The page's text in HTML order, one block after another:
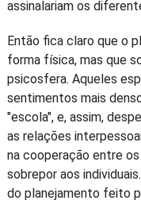
assinalariam os
Então fica claro que o
forma física, mas que
psicosfera. Aqueles
sentimentos mais
"escola", e, assim,
as relações
na cooperação entre
sobrepor aos
do planejamento feito